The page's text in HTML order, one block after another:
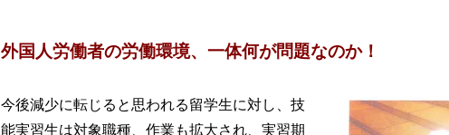
外国人労働者の労働環境、一体何が問題なのか！
今後減少に転じると思われる留学生に対し、技
能実習生は対象職種、作業も拡大され、実習期